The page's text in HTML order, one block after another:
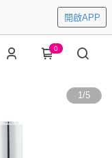
開啟APP
0
1/5